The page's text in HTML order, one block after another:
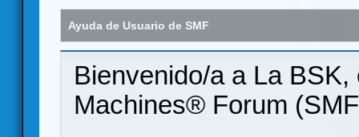
Ayuda de Usuario de SMF
Bienvenido/a a La
Machines® Forum